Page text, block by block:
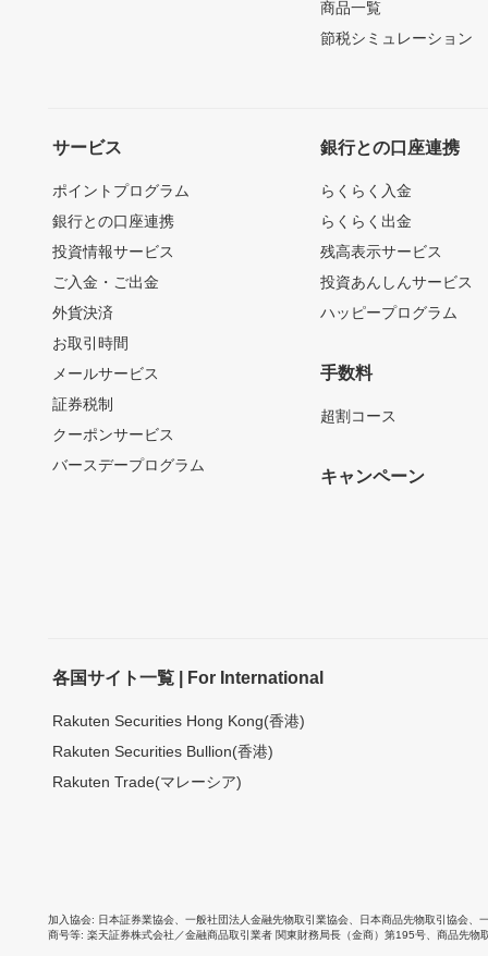
商品一覧
節税シミュレーション
サービス
ポイントプログラム
銀行との口座連携
投資情報サービス
ご入金・ご出金
外貨決済
お取引時間
メールサービス
証券税制
クーポンサービス
バースデープログラム
銀行との口座連携
らくらく入金
らくらく出金
残高表示サービス
投資あんしんサービス
ハッピープログラム
手数料
超割コース
キャンペーン
各国サイト一覧 | For International
Rakuten Securities Hong Kong(香港)
Rakuten Securities Bullion(香港)
Rakuten Trade(マレーシア)
加入協会 日本証券業協会 一般社団法人金融先物取引業協会 日本商品先物取引協会
商号等 楽天証券株式会社／金融商品取引業者 関東財務局長（金商）第195号、商品先物